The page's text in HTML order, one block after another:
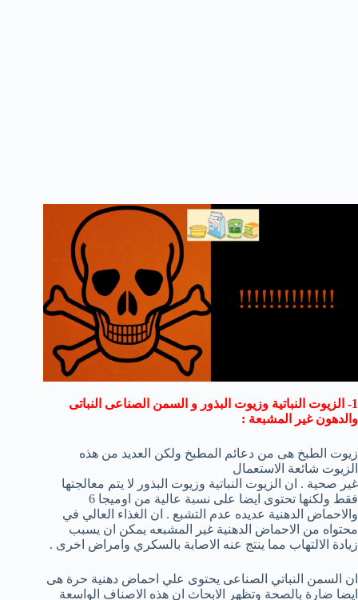
1- الزيوت النباتية وزيوت البذور و السمن الصناعى النباتى
والدهون غير المشبعة :
زيوت الطبخ هى من دعائم المطبخ ولكن العديد من هذه
الزيوت شائعة الاستعمال
غير صحية . ان الزيوت النباتية وزيوت البذور لا يتم معالجتها
فقط ولكنها تحتوى ايضا على نسبة عالية من اوميجا 6
والاحماض الدهنية عديده عدم التشبع . ان الغذاء العالي في
محتواه من الاحماض الدهنية غير المشبعه يمكن ان يسبب
زيادة الالتهاب مما ينتج عنه الاصابة بالسكري وامراض اخرى .
ان السمن النباتي الصناعى يحتوى علي احماض دهنية حرة هى
ايضا ضارة بالصحة وتظهر الابحاث ان هذه الاصناف الواسعة